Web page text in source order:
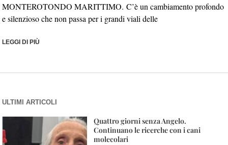
MONTEROTONDO MARITTIMO. C’è un cambiamento profondo
e silenzioso che non passa per i grandi viali delle
LEGGI DI PIÙ
ULTIMI ARTICOLI
Quattro giorni senza Angelo.
Continuano le ricerche con i cani
molecolari